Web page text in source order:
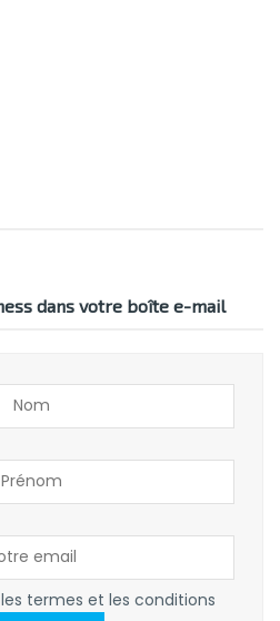
dans votre boîte e-mail
termes et les conditions